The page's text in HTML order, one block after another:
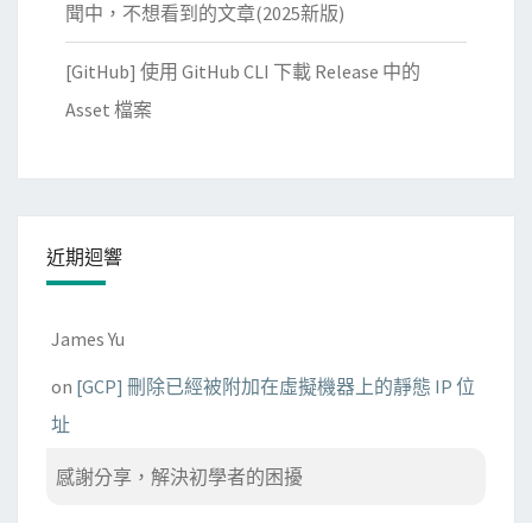
聞中，不想看到的文章(2025新版)
[GitHub] 使用 GitHub CLI 下載 Release 中的
Asset 檔案
近期迴響
James Yu
on [GCP] 刪除已經被附加在虛擬機器上的靜態 IP 位
址
感謝分享，解決初學者的困擾